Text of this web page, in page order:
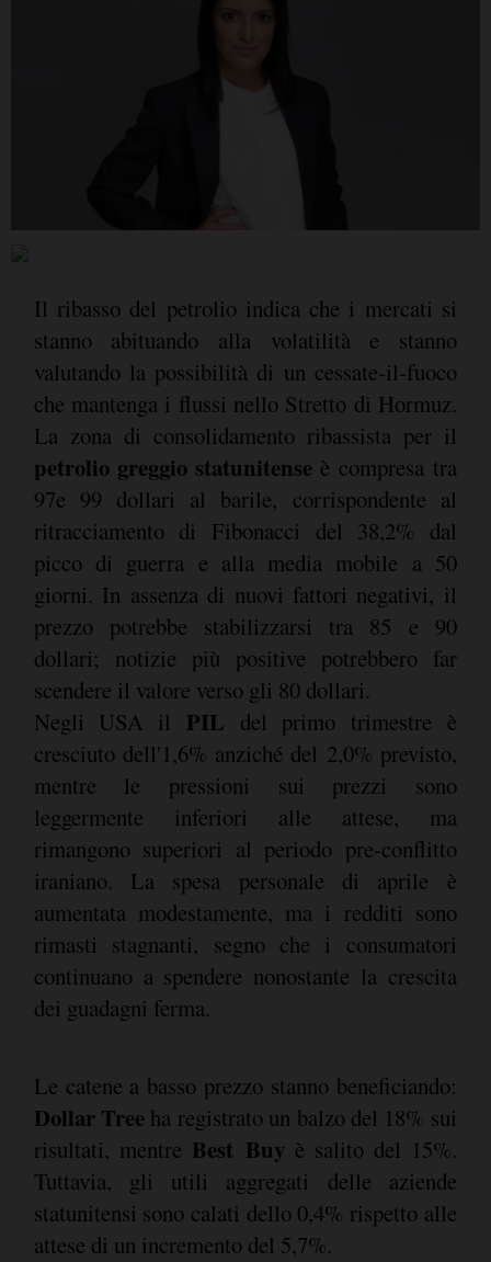
Il ribasso del petrolio indica che i mercati si
stanno abituando alla volatilità e stanno
valutando la possibilità di un cessate-il-fuoco
che mantenga i flussi nello Stretto di Hormuz.
La zona di consolidamento ribassista per il
petrolio greggio statunitense è compresa tra
97e 99 dollari al barile, corrispondente al
ritracciamento di Fibonacci del 38,2% dal
picco di guerra e alla media mobile a 50
giorni. In assenza di nuovi fattori negativi, il
prezzo potrebbe stabilizzarsi tra 85 e 90
dollari; notizie più positive potrebbero far
scendere il valore verso gli 80 dollari.
Negli USA il PIL del primo trimestre è
cresciuto dell'1,6% anziché del 2,0% previsto,
mentre le pressioni sui prezzi sono
leggermente inferiori alle attese, ma
rimangono superiori al periodo pre-conflitto
iraniano. La spesa personale di aprile è
aumentata modestamente, ma i redditi sono
rimasti stagnanti, segno che i consumatori
continuano a spendere nonostante la crescita
dei guadagni ferma.
Le catene a basso prezzo stanno beneficiando:
Dollar Tree ha registrato un balzo del 18% sui
risultati, mentre Best Buyè salito del 15%.
Tuttavia, gli utili aggregati delle aziende
statunitensi sono calati dello 0,4% rispetto alle
attese di un incremento del 5,7%.